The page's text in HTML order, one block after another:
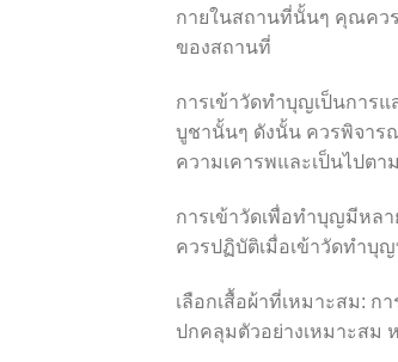
กายในสถานที่นั้นๆ คุณคว
ของสถานที่
การเข้าวัดทำบุญเป็นการ
บูชานั้นๆ ดังนั้น ควรพิจาร
ความเคารพและเป็นไปต
การเข้าวัดเพื่อทำบุญมีหล
ควรปฏิบัติเมื่อเข้าวัดทำบุ
เลือกเสื้อผ้าที่เหมาะสม: ก
ปกคลุมตัวอย่างเหมาะสม